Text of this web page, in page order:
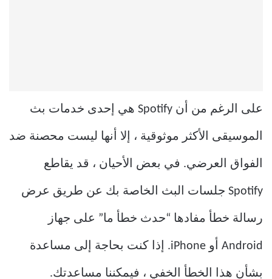
على الرغم من أن Spotify هي إحدى خدمات بث
الموسيقى الأكثر موثوقية ، إلا أنها ليست محصنة ضد
الفواق العرضي. في بعض الأحيان ، قد يقاطع
Spotify جلسات البث الخاصة بك عن طريق عرض
رسالة خطأ مفادها “حدث خطأ ما” على جهاز
Android أو iPhone. إذا كنت بحاجة إلى مساعدة
بشأن هذا الخطأ الخفي ، فيمكننا مساعدتك.